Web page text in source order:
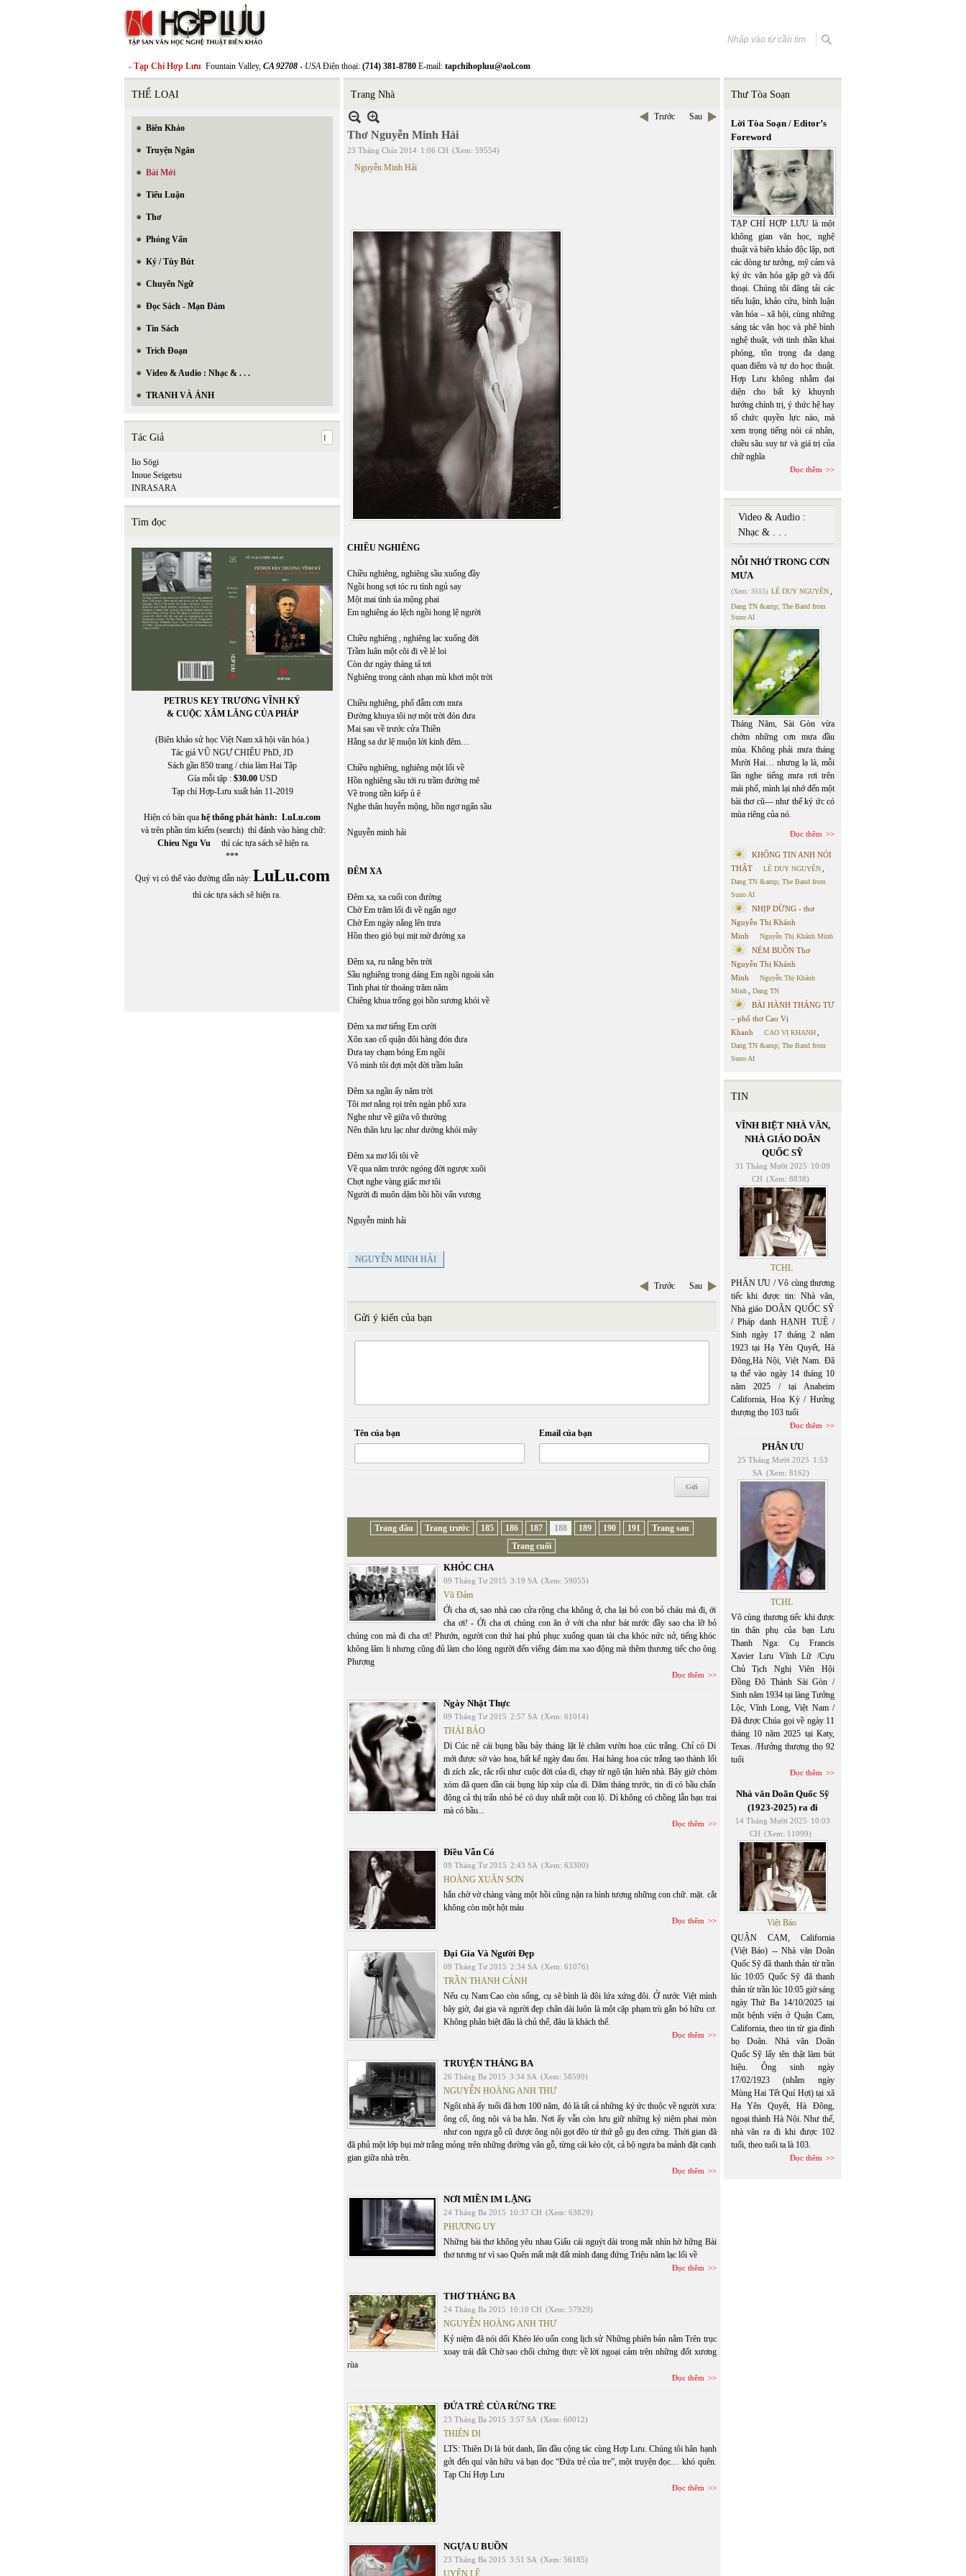
- Tạp Chí Hợp Lưu Fountain Valley, CA 92708 - USAĐiện thoại: (714) 381-8780 E-mail: tapchihopluu@aol.com
THỂ LOẠI
Biên Khảo
Truyện Ngắn
Bài Mới
Tiểu Luận
Thơ
Phỏng Vấn
Ký / Tùy Bút
Chuyển Ngữ
Đọc Sách - Mạn Đàm
Tin Sách
Trích Đoạn
Video & Audio : Nhạc & . . .
TRANH VÀ ẢNH
Tác Giả
Iio Sōgi
Inoue Seigetsu
INRASARA
Tìm đọc
PETRUS KEY TRƯƠNG VĨNH KÝ
& CUỘC XÂM LĂNG CỦA PHÁP
(Biên khảo sử học Việt Nam xã hội văn hóa.)
Tác giả VŨ NGỰ CHIÊU PhD, JD
Sách gần 850 trang / chia làm Hai Tập
Gía mỗi tập : $30.00USD
Tạp chí Hợp-Lưu xuất bản 11-2019
Hiện có bán qua hệ thống phát hành: LuLu.com
và trên phần tìm kiếm (search) thì đánh vào hàng chữ:
Chieu Ngu Vu thì các tựa sách sẽ hiện ra.
***
Quý vị có thể vào đường dẫn này: LuLu.com
thì các tựa sách sẽ hiện ra.
Trang Nhà
Trước Sau
Thơ Nguyễn Minh Hải
23 Tháng Chín 2014 1:06 CH (Xem: 59554)
Nguyễn Minh Hải
CHIỀU NGHIÊNG
Chiều nghiêng, nghiêng sầu xuống đầy
Ngồi hong sợi tóc ru tình ngủ say
Một mai tình úa mộng phai
Em nghiêng áo lệch ngồi hong lệ người
Chiều nghiêng , nghiêng lạc xuống đời
Trầm luân một cõi đi về lẻ loi
Còn dư ngày tháng tả tơi
Nghiêng trong cánh nhạn mù khơi một trời
Chiều nghiêng, phố đẫm cơn mưa
Đường khuya tôi nợ một trời đón đưa
Mai sau về trước cửa Thiền
Hằng sa dư lệ muộn lời kinh đêm…
Chiều nghiêng, nghiêng một lối về
Hồn nghiêng sầu tới ru trầm đường mê
Về trong tiền kiếp ủ ê
Nghe thân huyễn mộng, hồn ngơ ngẩn sầu
Nguyễn minh hải
ĐÊM XA
Đêm xa, xa cuối con đường
Chờ Em trăm lối đi về ngẩn ngơ
Chờ Em ngày nắng lên trưa
Hồn theo gió bụi mịt mờ đường xa
Đêm xa, ru nắng bên trời
Sầu nghiêng trong dáng Em ngồi ngoài sân
Tình phai từ thoáng trăm năm
Chiêng khua trống gọi hồn sương khói về
Đêm xa mơ tiếng Em cười
Xôn xao cố quận đôi hàng đón đưa
Đưa tay chạm bóng Em ngồi
Vô minh tôi đợi một đời trầm luân
Đêm xa ngần ấy năm trời
Tôi mơ nắng rọi trên ngàn phố xưa
Nghe như về giữa vô thường
Nên thân lưu lạc như dường khói mây
Đêm xa mơ lối tôi về
Về qua năm trước ngóng đời ngược xuôi
Chợt nghe vàng giấc mơ tôi
Người đi muôn dặm bồi hồi vấn vương
Nguyễn minh hải
NGUYỄN MINH HẢI
Trước Sau
Gửi ý kiến của bạn
Tên của bạn Email của bạn
Trang đầu Trang trước 185 186 187 188 189 190 191
Trang sau
Trang cuối
KHÓC CHA
09 Tháng Tư 2015 3:19 SA (Xem: 59055)
Vũ Đảm
Ới cha ơi, sao nhà cao cửa rộng cha không ở, cha lại bỏ con bỏ cháu mà đi, ới
cha ơi! - Ới cha ơi chúng con ăn ở với cha như bát nước đầy sao cha lỡ bỏ
chúng con mà đi cha ơi! Phướn, người con thứ hai phủ phục xuống quan tài cha khóc nức nở, tiếng khóc
không lâm li nhưng cũng đủ làm cho lòng người đến viếng đám ma xao động mà thêm thương tiếc cho ông
Phượng
Đọc thêm
Ngày Nhật Thực
09 Tháng Tư 2015 2:57 SA (Xem: 61014)
THÁI BẢO
Dì Cúc nê cái bụng bầu bảy tháng lặt lè chăm vườn hoa cúc trắng. Chỉ có Dì
mới được sờ vào hoa, bất kể ngày đau ốm. Hai hàng hoa cúc trắng tạo thành lối
đi zích zắc, rắc rối như cuộc đời của dì, chạy từ ngõ tận hiên nhà. Bây giờ chòm
xóm đã quen dần cái bụng lúp xúp của dì. Dăm tháng trước, tin dì có bầu chấn
động cả thị trấn nhỏ bé có duy nhất một con lộ. Dì không có chồng lẫn bạn trai
mà có bầu...
Đọc thêm
Điều Vẫn Có
09 Tháng Tư 2015 2:43 SA (Xem: 63300)
HOÀNG XUÂN SƠN
hắn chờ vờ chàng vàng một hồi cũng nặn ra hình tượng những con chữ. mặt. cắt
không còn một hột máu
Đọc thêm
Đại Gia Và Người Đẹp
09 Tháng Tư 2015 2:34 SA (Xem: 61076)
TRẦN THANH CẢNH
Nếu cụ Nam Cao còn sống, cụ sẽ bình là đôi lứa xứng đôi. Ở nước Việt mình
bây giờ, đại gia và người đẹp chân dài luôn là một cặp phạm trù gắn bó hữu cơ.
Không phân biệt đâu là chủ thể, đâu là khách thể.
Đọc thêm
TRUYỆN THÁNG BA
26 Tháng Ba 2015 3:34 SA (Xem: 58599)
NGUYỄN HOÀNG ANH THƯ
Ngôi nhà ấy tuổi đã hơn 100 năm, đó là tất cả những ký ức thuộc về người xưa:
ông cố, ông nội và ba hắn. Nơi ấy vẫn còn lưu giữ những kỷ niệm phai mòn
như con ngựa gỗ cũ được ông nội gọt đẽo từ thứ gỗ gụ đen cứng. Thời gian đã
đã phủ một lớp bụi mờ trắng mỏng trên những đường vân gỗ, từng cái kèo cột, cả bộ ngựa ba mảnh đặt cạnh
gian giữa nhà trên.
Đọc thêm
NƠI MIỀN IM LẶNG
24 Tháng Ba 2015 10:37 CH (Xem: 63829)
PHƯƠNG UY
Những bài thơ không yêu nhau Giấu cái nguýt dài trong mắt nhìn hờ hững Bài
thơ tương tư vì sao Quên mất mặt đất mình đang đứng Triệu năm lạc lối về
Đọc thêm
THƠ THÁNG BA
24 Tháng Ba 2015 10:10 CH (Xem: 57929)
NGUYỄN HOÀNG ANH THƯ
Kỷ niệm đã nói dối Khéo léo uốn cong lịch sử Những phiên bản nằm Trên trục
xoay trái đất Chờ sao chổi chứng thực về lời ngoại cảm trên những đốt xương
rùa
Đọc thêm
ĐỨA TRẺ CỦA RỪNG TRE
23 Tháng Ba 2015 3:57 SA (Xem: 60012)
THIÊN DI
LTS: Thiên Di là bút danh, lần đầu cộng tác cùng Hợp Lưu. Chúng tôi hân hạnh
gởi đến quí văn hữu và bạn đọc “Đứa trẻ của tre”, một truyện đọc… khó quên.
Tạp Chí Hợp Lưu
Đọc thêm
NGỰA U BUỒN
23 Tháng Ba 2015 3:51 SA (Xem: 56185)
UYÊN LÊ
Thư Tòa Soạn
Lời Tòa Soạn / Editor’s
Foreword
TẠP CHÍ HỢP LƯU là một
không gian văn học, nghệ
thuật và biên khảo độc lập, nơi
các dòng tư tưởng, mỹ cảm và
ký ức văn hóa gặp gỡ và đối
thoại. Chúng tôi đăng tải các
tiểu luận, khảo cứu, bình luận
văn hóa – xã hội, cùng những
sáng tác văn học và phê bình
nghệ thuật, với tinh thần khai
phóng, tôn trọng đa dạng
quan điểm và tự do học thuật.
Hợp Lưu không nhằm đại
diện cho bất kỳ khuynh
hướng chính trị, ý thức hệ hay
tổ chức quyền lực nào, mà
xem trọng tiếng nói cá nhân,
chiều sâu suy tư và giá trị của
chữ nghĩa
Đọc thêm
Video & Audio :
Nhạc & . . .
NỖI NHỚ TRONG CƠN
MƯA
(Xem: 3515) LÊ DUY NGUYÊN
Dang TN &amp; The Band from
Suno AI
Tháng Năm, Sài Gòn vừa
chớm những cơn mưa đầu
mùa. Không phải mưa tháng
Mười Hai… nhưng lạ là, mỗi
lần nghe tiếng mưa rơi trên
mái phố, mình lại nhớ đến một
bài thơ cũ— như thể ký ức có
mùa riêng của nó.
Đọc thêm
KHÔNG TIN ANH NÓI
THẬT
LÊ DUY NGUYÊN
Dang TN &amp; The Band from
Suno AI
NHỊP DỪNG - thơ
Nguyễn Thị Khánh
Minh
Nguyễn Thị Khánh Minh
NÉM BUỒN Thơ
Nguyễn Thị Khánh
Minh
Nguyễn Thị Khánh
Minh
Dang TN
BÀI HÀNH THÁNG TƯ
– phổ thơ Cao Vị
Khanh
CAO VỊ KHANH
Dang TN &amp; The Band from
Suno AI
TIN
VĨNH BIỆT NHÀ VĂN,
NHÀ GIÁO DOÃN
QUỐC SỸ
31 Tháng Mười 2025 10:09
CH (Xem: 8838)
TCHL
PHÂN ƯU / Vô cùng thương
tiếc khi được tin: Nhà văn,
Nhà giáo DOÃN QUỐC SỸ
/ Pháp danh HẠNH TUỆ /
Sinh ngày 17 tháng 2 năm
1923 tại Hạ Yên Quyết, Hà
Đông,Hà Nội, Việt Nam. Đã
tạ thế vào ngày 14 tháng 10
năm 2025 / tại Anaheim
California, Hoa Kỳ / Hưởng
thượng thọ 103 tuổi
Đọc thêm
PHÂN ƯU
25 Tháng Mười 2025 1:53
SA (Xem: 8162)
TCHL
Vô cùng thương tiếc khi được
tin thân phụ của bạn Lưu
Thanh Nga: Cụ Francis
Xavier Lưu Vĩnh Lữ /Cựu
Chủ Tịch Nghị Viên Hội
Đồng Đô Thành Sài Gòn /
Sinh năm 1934 tại làng Tưởng
Lộc, Vĩnh Long, Việt Nam /
Đã được Chúa gọi về ngày 11
tháng 10 năm 2025 tại Katy,
Texas. /Hưởng thượng thọ 92
tuổi
Đọc thêm
Nhà văn Doãn Quốc Sỹ
(1923-2025) ra đi
14 Tháng Mười 2025 10:03
CH (Xem: 11099)
Việt Báo
QUẬN CAM, California
(Việt Báo) -- Nhà văn Doãn
Quốc Sỹ đã thanh thản từ trần
lúc 10:05 Quốc Sỹ đã thanh
thản từ trần lúc 10:05 giờ sáng
ngày Thứ Ba 14/10/2025 tại
một bệnh viện ở Quận Cam,
California, theo tin từ gia đình
họ Doãn. Nhà văn Doãn
Quốc Sỹ lấy tên thật làm bút
hiệu. Ông sinh ngày
17/02/1923 (nhằm ngày
Mùng Hai Tết Quí Hợi) tại xã
Hạ Yên Quyết, Hà Đông,
ngoại thành Hà Nội. Như thế,
nhà văn ra đi khi được 102
tuổi, theo tuổi ta là 103.
Đọc thêm